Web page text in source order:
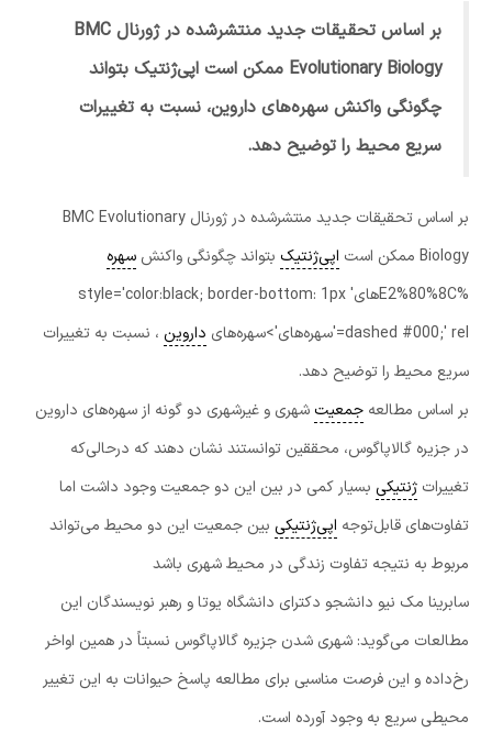
بر اساس تحقیقات جدید منتشرشده در ژورنال BMC
Evolutionary Biology ممکن است اپی‌ژنتیک بتواند
چگونگی واکنش سهره‌های داروین، نسبت به تغییرات
سریع محیط را توضیح دهد.
بر اساس تحقیقات جدید منتشرشده در ژورنال BMC Evolutionary
Biology ممکن است
اپی‌ژنتیک بتواند چگونگی واکنش سهره
%E2%80%8Cهای' style='color:black; border-bottom: 1px
dashed #000;' rel='سهره‌های'>سهره‌های
داروین ، نسبت به تغییرات
سریع محیط را توضیح دهد.
بر اساس مطالعه جمعیت شهری و غیرشهری دو گونه از سهره‌های داروین
در جزیره گالاپاگوس، محققین توانستند نشان دهند که درحالی‌که
تغییرات ژنتیکی بسیار کمی در بین این دو جمعیت وجود داشت اما
تفاوت‌های قابل‌توجه اپی‌ژنتیکی بین جمعیت این دو محیط می‌تواند
مربوط به نتیجه تفاوت زندگی در محیط شهری باشد
سابرینا مک نیو دانشجو دکترای دانشگاه یوتا و رهبر نویسندگان این
مطالعات می‌گوید: شهری شدن جزیره گالاپاگوس نسبتاً در همین اواخر
رخ‌داده و این فرصت مناسبی برای مطالعه پاسخ حیوانات به این تغییر
محیطی سریع به وجود آورده است.